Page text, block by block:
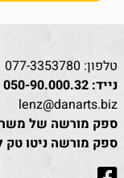
טלפון: 077-3353780
נייד: 050-90.000.32
lenz@danarts.biz
ספק מורשה של משרד
ספק מורשה ניטו טק